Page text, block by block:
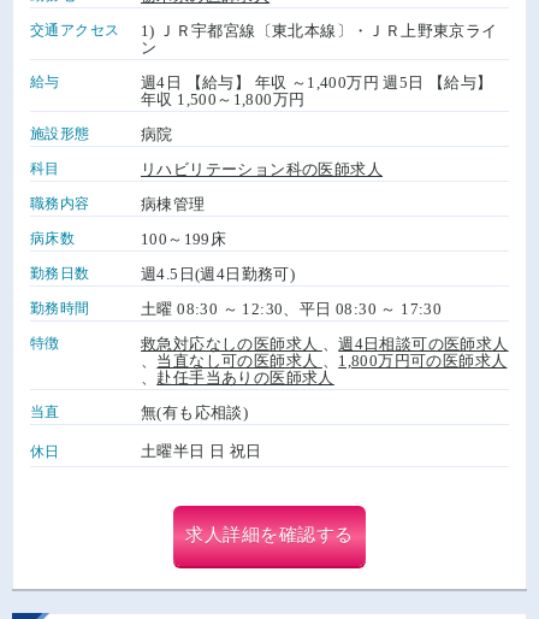
交通アクセス
1) ＪＲ宇都宮線〔東北本線〕・ＪＲ上野東京ライ
ン
給与
週4日 【給与】 年収 ～1,400万円 週5日 【給与】
年収 1,500～1,800万円
施設形態 病院
科目 リハビリテーション科の医師求人
職務内容 病棟管理
病床数 100～199床
勤務日数 週4.5日(週4日勤務可)
勤務時間 土曜 08:30 ～ 12:30、平日 08:30 ～ 17:30
特徴 救急対応なしの医師求人 、週4日相談可の医師求人
当直なし可の医師求人
1,800万円可の医師求人
赴任手当ありの医師求人
当直 無(有も応相談)
休日 土曜半日 日 祝日
求人詳細を確認する